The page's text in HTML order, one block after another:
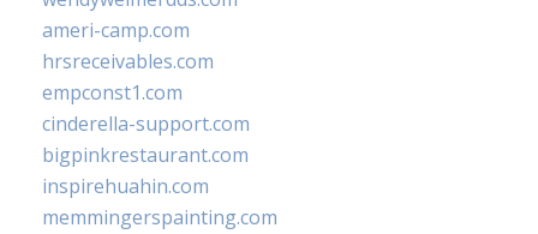
ameri-camp.com
hrsreceivables.com
empconst1.com
cinderella-support.com
bigpinkrestaurant.com
inspirehuahin.com
memmingerspainting.com